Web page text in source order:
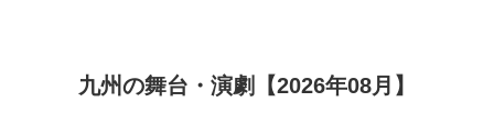
九州の舞台・演劇【2026年08月】